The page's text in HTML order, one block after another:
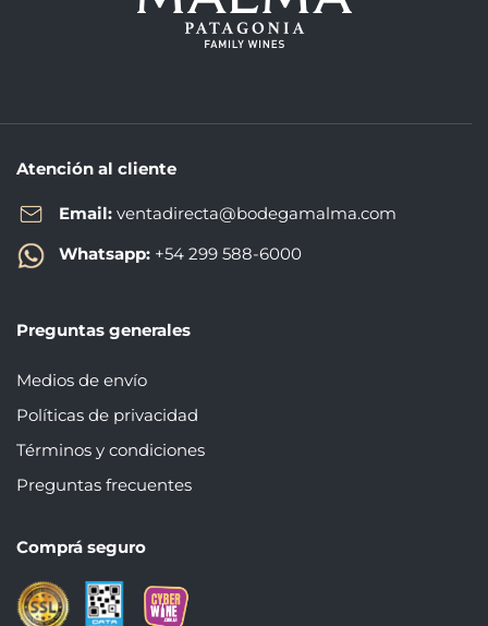
Atención al cliente
Email: ventadirecta@bodegamalma.com
Whatsapp: +54 299 588-6000
Preguntas generales
Medios de envío
Políticas de privacidad
Términos y condiciones
Preguntas frecuentes
Comprá seguro